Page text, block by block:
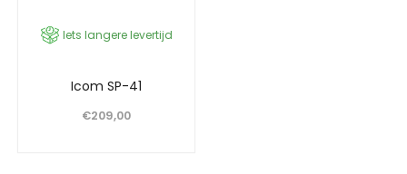
Iets langere levertijd
Icom SP-41
€209,00